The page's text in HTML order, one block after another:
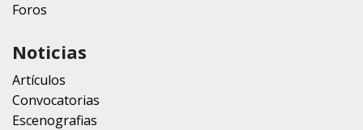
Foros
Noticias
Artículos
Convocatorias
Escenografias